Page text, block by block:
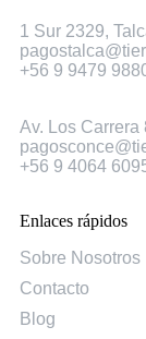
1 Sur 2329,
+56 9 9479
Av. Los
+56 9 4064
Enlaces rápidos
Sobre Nosotros
Contacto
Blog